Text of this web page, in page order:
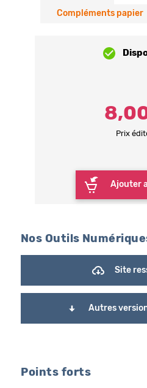
Compléments papier
Prix
Ajouter
Nos Outils
Site
Autres
Points forts